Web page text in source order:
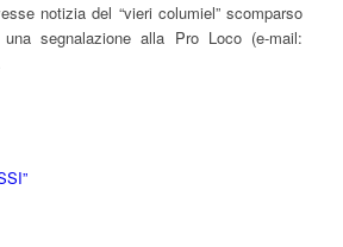
notizia del “vieri columiel” scomparso
segnalazione alla Pro Loco (e-mail: